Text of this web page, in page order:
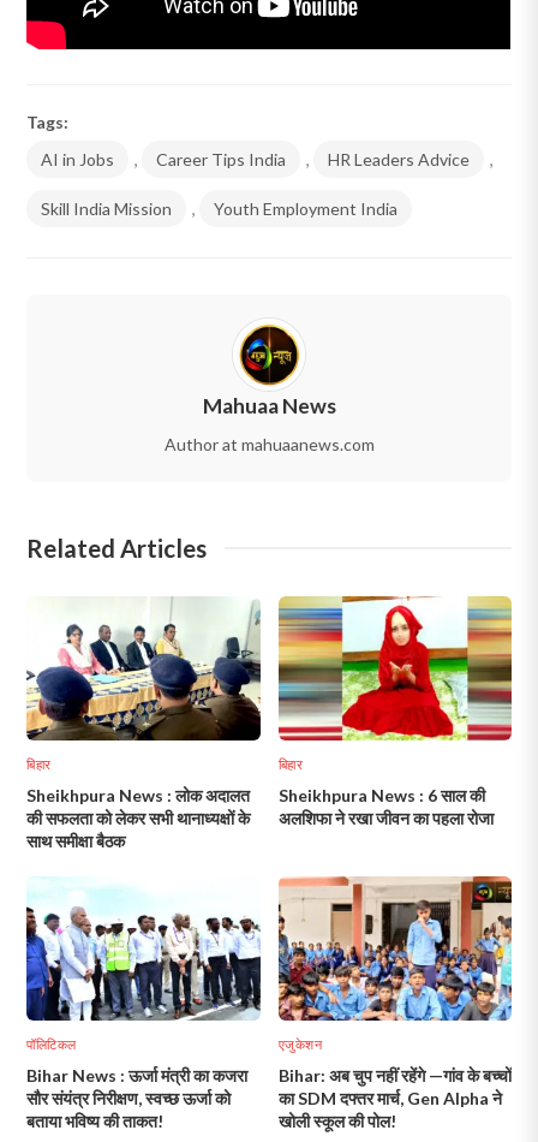
Tags:
AI in Jobs
, Career Tips India , HR Leaders Advice ,
Skill India Mission , Youth Employment India
Mahuaa News
Author at mahuaanews.com
Related Articles
बिहार
Sheikhpura News : लोक अदालत
की सफलता को लेकर सभी थानाध्यक्षों के
साथ समीक्षा बैठक
बिहार
Sheikhpura News : 6 साल की
अलशिफा ने रखा जीवन का पहला रोजा
पॉलिटिकल
Bihar News : ऊर्जा मंत्री का कजरा
सौर संयंत्र निरीक्षण, स्वच्छ ऊर्जा को
बताया भविष्य की ताकत!
एजुकेशन
Bihar: अब चुप नहीं रहेंगे —गांव के बच्चों
का SDM दफ्तर मार्च, Gen Alpha ने
खोली स्कूल की पोल!